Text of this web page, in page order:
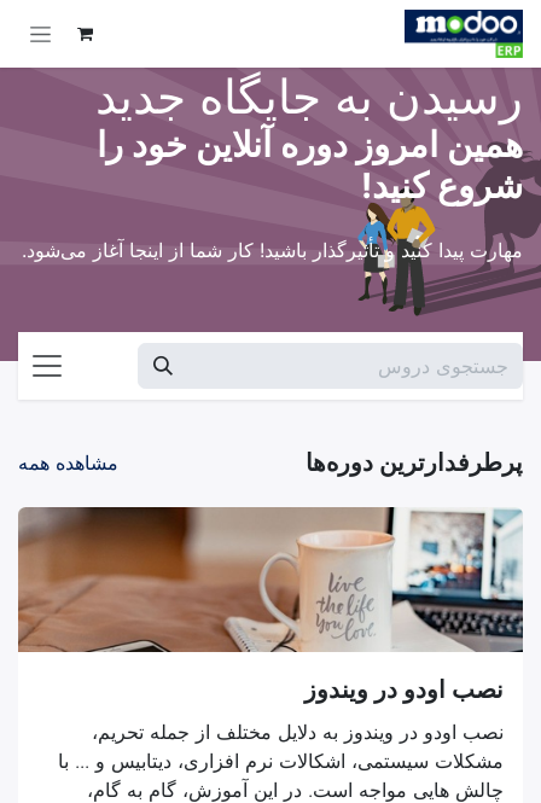
Skip to Content
رسیدن به جایگاه جدید
همین امروز دوره آنلاین خود را
شروع کنید!
مهارت پیدا کنید و تأثیرگذار باشید! کار شما از اینجا آغاز می‌شود.
مشاهده همه پرطرفدارترین دوره‌ها
نصب اودو در ویندوز
نصب اودو در ویندوز به دلایل مختلف از جمله تحریم،
مشکلات سیستمی، اشکالات نرم افزاری، دیتابیس و ... با
چالش هایی مواجه است. در این آموزش، گام به گام،